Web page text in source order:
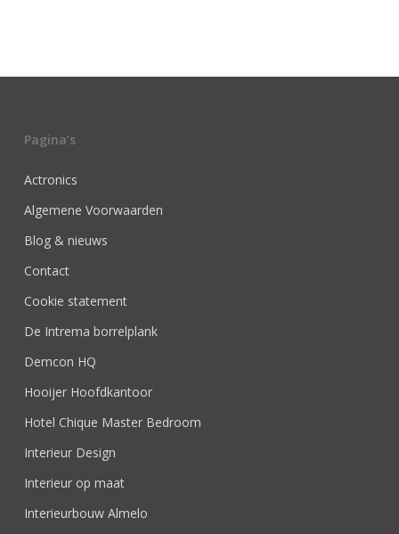
Pagina’s
Actronics
Algemene Voorwaarden
Blog & nieuws
Contact
Cookie statement
De Intrema borrelplank
Demcon HQ
Hooijer Hoofdkantoor
Hotel Chique Master Bedroom
Interieur Design
Interieur op maat
Interieurbouw Almelo